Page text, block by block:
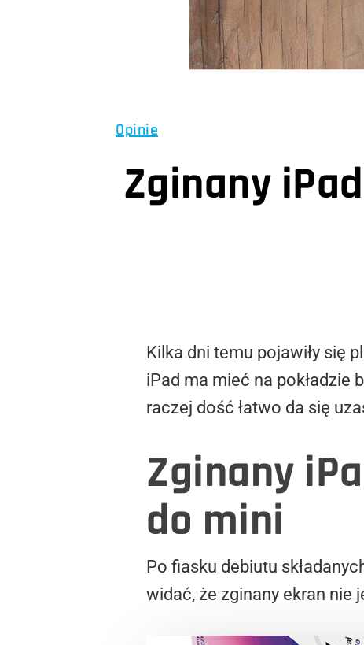
Opinie
Zginany
Kilka dni temu pojawiły się
iPad ma mieć na pokładzie
raczej dość łatwo da się
Zginany
do mini
Po fiasku debiutu
widać, że zginany ekran nie